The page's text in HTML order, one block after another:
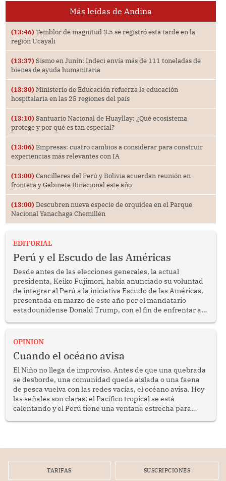
Más leídas de Andina
(13:46) Temblor de magnitud 3.5 se registró esta tarde en la
región Ucayali
(13:37) Sismo en Junín: Indeci envía más de 111 toneladas de
bienes de ayuda humanitaria
(13:30) Ministerio de Educación refuerza la educación
hospitalaria en las 25 regiones del país
(13:10) Santuario Nacional de Huayllay: ¿Qué ecosistema
protege y por qué es tan especial?
(13:06) Empresas: cuatro cambios a considerar para construir
experiencias más relevantes con IA
(13:00) Cancilleres del Perú y Bolivia acuerdan reunión en
frontera y Gabinete Binacional este año
(13:00) Descubren nueva especie de orquídea en el Parque
Nacional Yanachaga Chemillén
EDITORIAL
Perú y el Escudo de las Américas
Desde antes de las elecciones generales, la actual
presidenta, Keiko Fujimori, había anunciado su voluntad
de integrar al Perú a la iniciativa Escudo de las Américas,
presentada en marzo de este año por el mandatario
estadounidense Donald Trump, con el fin de enfrentar al
OPINION
Cuando el océano avisa
El Niño no llega de improviso. Antes de que una quebrada
se desborde, una comunidad quede aislada o una faena
de pesca vuelva con las redes vacías, el océano avisa. Hoy
las señales son claras: el Pacífico tropical se está
calentando y el Perú tiene una ventana estrecha para
TARIFAS SUSCRIPCIONES